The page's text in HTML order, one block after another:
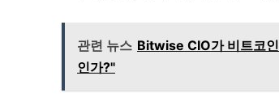
관련 뉴스 Bitwise CIO가 비트코
인가?"